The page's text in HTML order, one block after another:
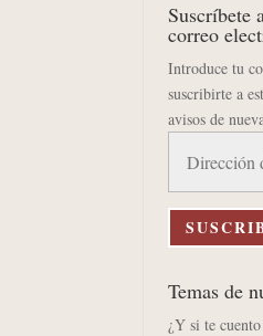
Suscríbete
correo
Introduce tu
suscribirte a
avisos de
correo
electrónico
Temas de
¿Y si te